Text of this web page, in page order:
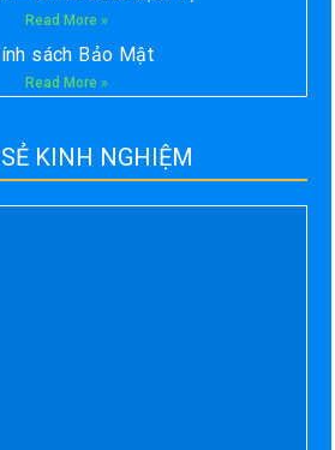
Read More »
sách Bảo Mật
Read More »
KINH NGHIỆM